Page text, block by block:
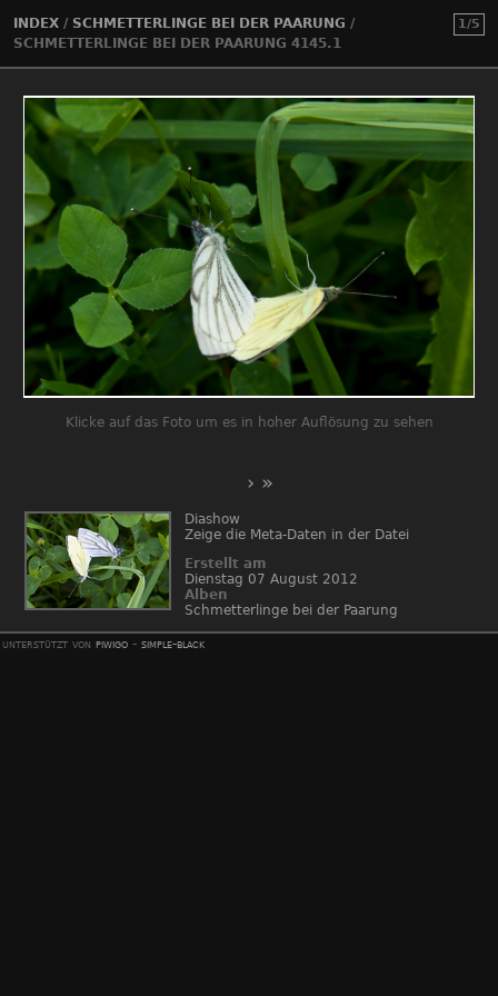
1/5
INDEX / SCHMETTERLINGE BEI DER PAARUNG /
SCHMETTERLINGE BEI DER PAARUNG 4145.1
Klicke auf das Foto um es in hoher Auflösung zu sehen
› »
Diashow
Zeige die Meta-Daten in der Datei
Erstellt am
Dienstag 07 August 2012
Alben
Schmetterlinge bei der Paarung
unterstützt von piwigo - simple-black